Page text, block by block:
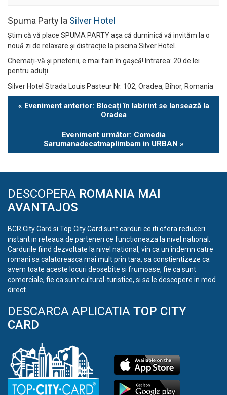
Spuma Party la Silver Hotel
Știm că vă place SPUMA PARTY așa că duminică vă invităm la o
nouă zi de relaxare și distracție la piscina Silver Hotel.
Chemați-vă și prietenii, e mai fain în gașcă! Intrarea: 20 de lei
pentru adulți.
Silver Hotel Strada Louis Pasteur Nr. 102, Oradea, Bihor, Romania
Eveniment
« Eveniment anterior: Blocați în labirint se lansează la
Oradea
Eveniment următor: Comedia
Sarumanadecatmaplimbam in URBAN »
DESCOPERA ROMANIA MAI
AVANTAJOS
BCR City Card si Top City Card sunt carduri ce iti ofera reduceri
instant in reteaua de parteneri ce functioneaza la nivel national.
Cardurile fiind dezvoltate la nivel national, vin ca un indemn catre
romani sa calatoreasca mai mult prin tara, sa constientizeze ca
avem toate aceste locuri deosebite si frumoase, fie ca sunt
comerciale, fie ca sunt cultural-turistice, si sa le descopere in mod
direct.
DESCARCA APLICATIA TOP CITY
CARD